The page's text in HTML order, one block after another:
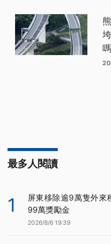
最多人閱讀
1
屏東移除逾9萬隻外來
99萬獎勵金
2026/8/6 19:39